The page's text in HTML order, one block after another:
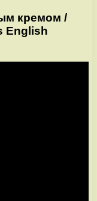
кремом /
English